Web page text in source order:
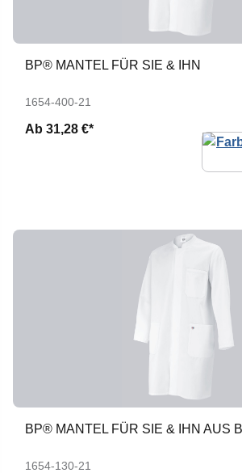
BP® MANTEL FÜR SIE & IHN
1654-400-21
Ab 31,28 €*
BP® MANTEL FÜR SIE & IHN AUS
1654-130-21